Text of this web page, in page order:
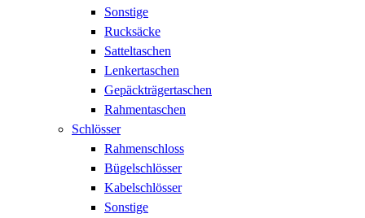
Sonstige
Rucksäcke
Satteltaschen
Lenkertaschen
Gepäckträgertaschen
Rahmentaschen
Schlösser
Rahmenschloss
Bügelschlösser
Kabelschlösser
Sonstige